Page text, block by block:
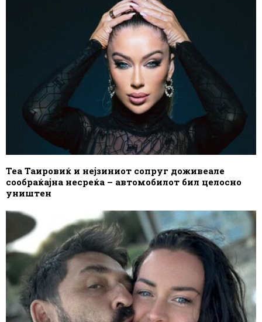
Теа Таировиќ и нејзиниот сопруг доживеале
сообраќајна несреќа – автомобилот бил целосно
уништен